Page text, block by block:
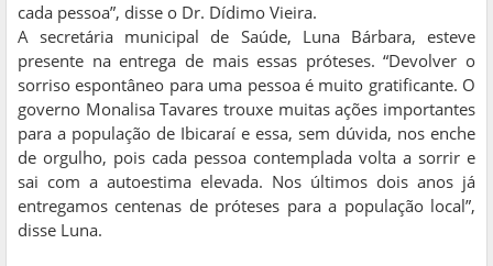
cada pessoa”, disse o Dr. Dídimo Vieira.
A secretária municipal de Saúde, Luna Bárbara, esteve
presente na entrega de mais essas próteses. “Devolver o
sorriso espontâneo para uma pessoa é muito gratificante. O
governo Monalisa Tavares trouxe muitas ações importantes
para a população de Ibicaraí e essa, sem dúvida, nos enche
de orgulho, pois cada pessoa contemplada volta a sorrir e
sai com a autoestima elevada. Nos últimos dois anos já
entregamos centenas de próteses para a população local”,
disse Luna.